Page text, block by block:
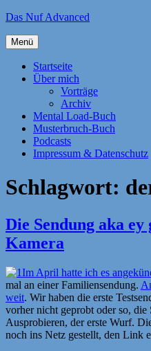
Zum
springen
Das Nuf Advanced
Menü
Startseite
Über mich
Vorträge
Archiv
Mental Load-Buch
Musterbruch-Buch
Podcasts
Impressum & Datenschutz
Schlagwort:
Die Sendung aka
Kamera
Im April hatte ich es
mal an einer Familiensendung.
weit. Wir haben die erste
vorher nicht geprobt oder so, die
Ausprobieren, der erste Wurf.
noch ins Netz gestellt, den Link